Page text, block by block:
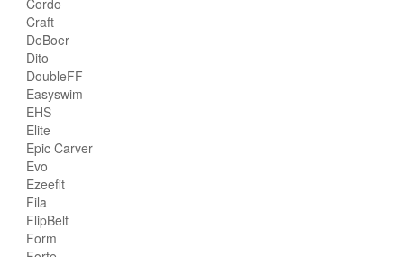
Cordo
Craft
DeBoer
Dito
DoubleFF
Easyswim
EHS
Elite
Epic Carver
Evo
Ezeefit
Fila
FlipBelt
Form